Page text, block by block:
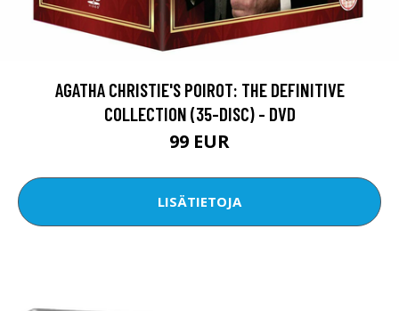
AGATHA CHRISTIE'S POIROT: THE DEFINITIVE
COLLECTION (35-DISC) - DVD
99 EUR
LISÄTIETOJA